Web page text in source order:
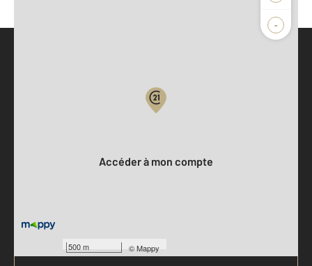
-
500 m ©Mappy
Accéder à mon compte